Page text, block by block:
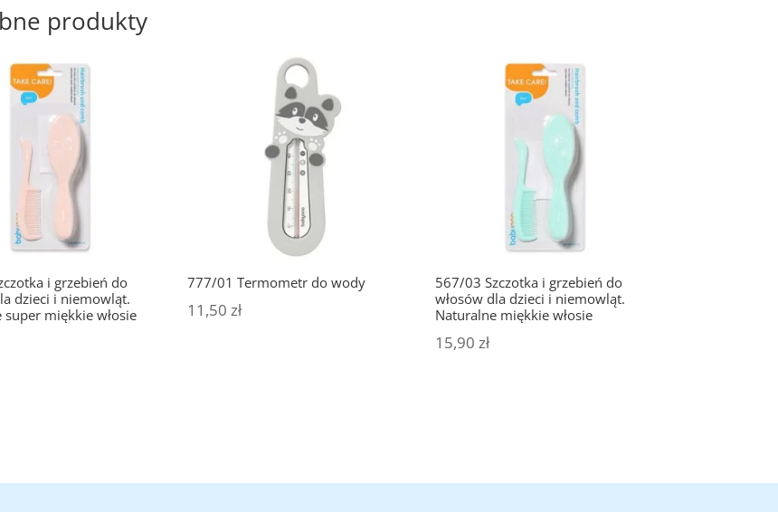
produkty
i grzebień do
dzieci i niemowląt.
super miękkie włosie
777/01 Termometr do wody
11,50zł
567/03 Szczotka i grzebień do
włosów dla dzieci i niemowląt.
Naturalne miękkie włosie
15,90 zł